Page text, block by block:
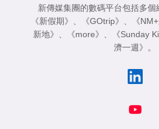
新傳媒集團的數碼平台包括多
《新假期》 、 《GOtrip》 、 《
新地》 、 《more》 、 《Sunday
濟一週》 。